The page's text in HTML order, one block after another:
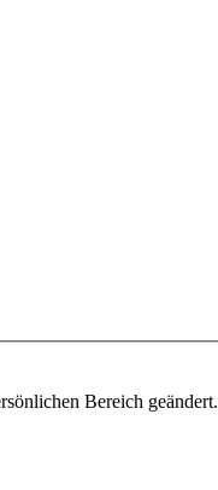
Bereich geändert.